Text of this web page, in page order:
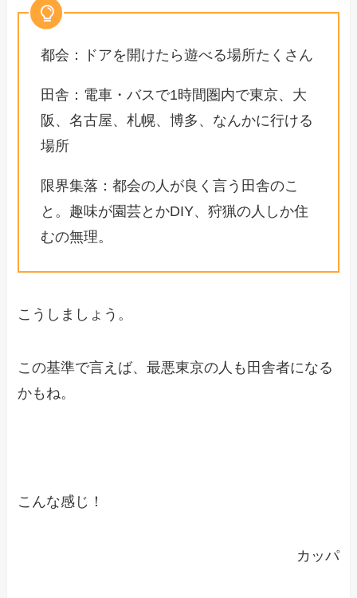
都会：ドアを開けたら遊べる場所たくさん
田舎：電車・バスで1時間圏内で東京、大
阪、名古屋、札幌、博多、なんかに行ける
場所
限界集落：都会の人が良く言う田舎のこ
と。趣味が園芸とかDIY、狩猟の人しか住
むの無理。
こうしましょう。
この基準で言えば、最悪東京の人も田舎者になる
かもね。
こんな感じ！
カッパ